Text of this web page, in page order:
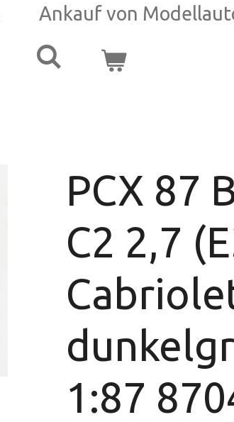
Ankauf von
PCX 87
C2 2,7
1:87